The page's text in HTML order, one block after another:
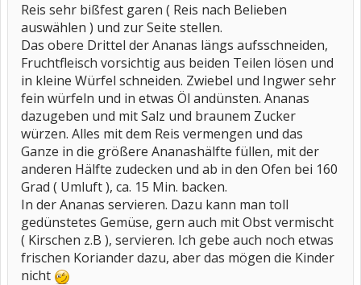
Reis sehr bißfest garen ( Reis nach Belieben
auswählen ) und zur Seite stellen.
Das obere Drittel der Ananas längs aufsschneiden,
Fruchtfleisch vorsichtig aus beiden Teilen lösen und
in kleine Würfel schneiden. Zwiebel und Ingwer sehr
fein würfeln und in etwas Öl andünsten. Ananas
dazugeben und mit Salz und braunem Zucker
würzen. Alles mit dem Reis vermengen und das
Ganze in die größere Ananashälfte füllen, mit der
anderen Hälfte zudecken und ab in den Ofen bei 160
Grad ( Umluft ), ca. 15 Min. backen.
In der Ananas servieren. Dazu kann man toll
gedünstetes Gemüse, gern auch mit Obst vermischt
( Kirschen z.B ), servieren. Ich gebe auch noch etwas
frischen Koriander dazu, aber das mögen die Kinder
nicht